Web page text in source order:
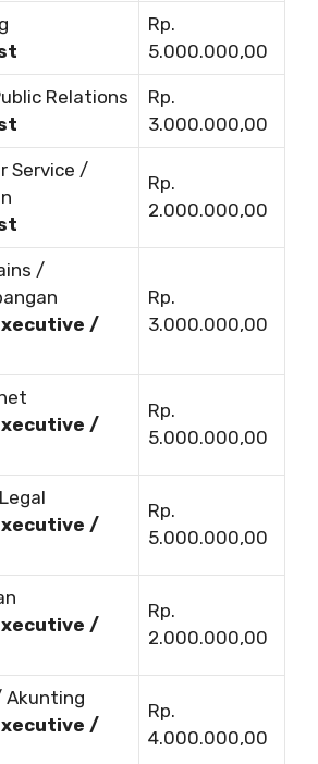
Rp.
5.000.000,00
Relations
Rp.
3.000.000,00
Service /
Rp.
2.000.000,00
/
/
Rp.
3.000.000,00
/
Rp.
5.000.000,00
/
Rp.
5.000.000,00
/
Rp.
2.000.000,00
Akunting
/
Rp.
4.000.000,00